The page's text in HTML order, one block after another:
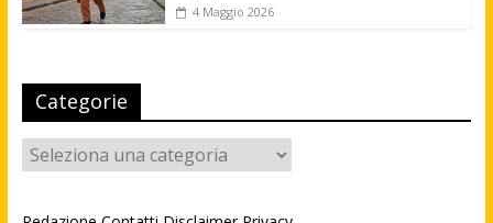
4 Maggio 2026
Categorie
Categorie